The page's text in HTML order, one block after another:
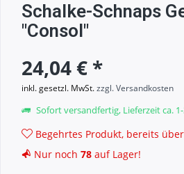
Schalke-Schnaps
"Consol"
24,04 € *
inkl. gesetzl. MwSt.zzgl. Versandkosten
Sofort versandfertig, Lieferzeit ca.
Begehrtes Produkt, bereits über
Nur noch 78 auf Lager!